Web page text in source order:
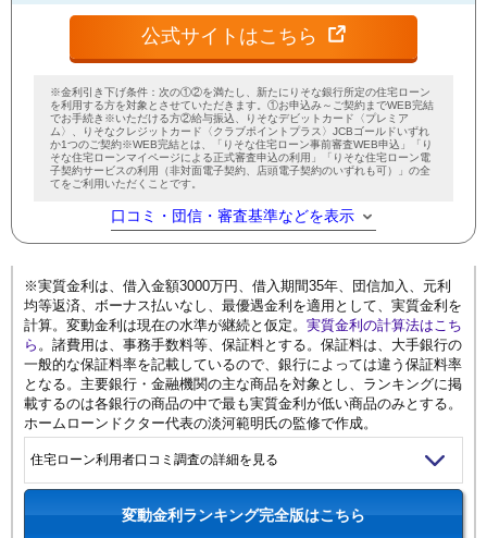
公式サイトはこちら
※金利引き下げ条件：次の①②を満たし、新たにりそな銀行所定の住宅ローン
を利用する方を対象とさせていただきます。①お申込み～ご契約までWEB完結
でお手続き※いただける方②給与振込、りそなデビットカード〈プレミア
ム〉、りそなクレジットカード〈クラブポイントプラス〉JCBゴールドいずれ
か1つのご契約※WEB完結とは、「りそな住宅ローン事前審査WEB申込」「り
そな住宅ローンマイページによる正式審査申込の利用」「りそな住宅ローン電
子契約サービスの利用（非対面電子契約、店頭電子契約のいずれも可）」の全
てをご利用いただくことです。
口コミ・団信・審査基準などを表示
※実質金利は、借入金額3000万円、借入期間35年、団信加入、元利
均等返済、ボーナス払いなし、最優遇金利を適用として、実質金利を
計算。変動金利は現在の水準が継続と仮定。 実質金利の計算法はこち
ら 。諸費用は、事務手数料等、保証料とする。保証料は、大手銀行の
一般的な保証料率を記載しているので、銀行によっては違う保証料率
となる。主要銀行・金融機関の主な商品を対象とし、ランキングに掲
載するのは各銀行の商品の中で最も実質金利が低い商品のみとする。
ホームローンドクター代表の淡河範明氏の監修で作成。
住宅ローン利用者口コミ調査の詳細を見る
変動金利ランキング完全版はこちら